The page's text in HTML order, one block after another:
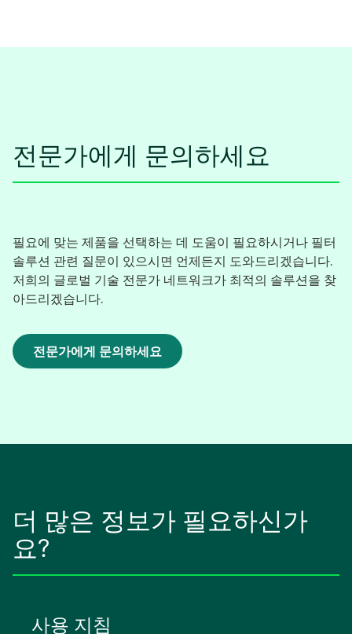
전문가에게 문의하세요
필요에 맞는 제품을 선택하는 데 도움이 필요하시거나 필터
솔루션 관련 질문이 있으시면 언제든지 도와드리겠습니다.
저희의 글로벌 기술 전문가 네트워크가 최적의 솔루션을 찾
아드리겠습니다.
전문가에게 문의하세요
새
더 많은 정보가 필요하신가
요?
사용 지침